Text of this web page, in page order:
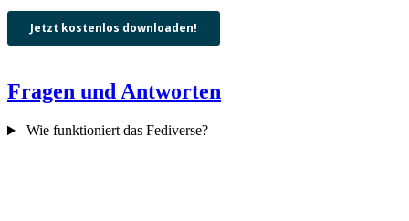
Fragen und Antworten
Wie funktioniert das Fediverse?